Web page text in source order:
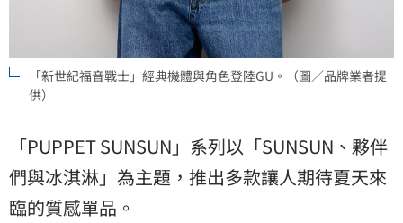
「新世紀福音戰士」經典機體與角色登陸GU。（圖／品牌業者提
供）
「PUPPET SUNSUN」系列以「SUNSUN、夥伴
們與冰淇淋」為主題，推出多款讓人期待夏天來
臨的質感單品。